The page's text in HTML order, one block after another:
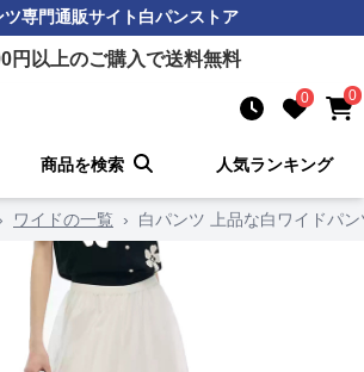
ツ専門通販サイト白パンストア
円以上のご購入で送料無料
0 0
商品を検索 人気ランキング
› ワイドの一覧 › 白パンツ 上品な白ワイドパ